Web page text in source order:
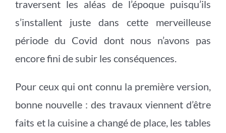
traversent les aléas de l’époque puisqu’ils
s’installent juste dans cette merveilleuse
période du Covid dont nous n’avons pas
encore fini de subir les conséquences.
Pour ceux qui ont connu la première version,
bonne nouvelle : des travaux viennent d’être
faits et la cuisine a changé de place, les tables